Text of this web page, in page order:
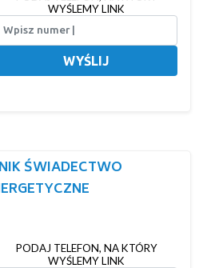
WYŚLEMY LINK
WYŚLIJ
ŚWIADECTWO
PODAJ TELEFON, NA KTÓRY
WYŚLEMY LINK